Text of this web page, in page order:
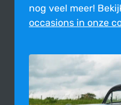
nog veel meer!
occasions in onze